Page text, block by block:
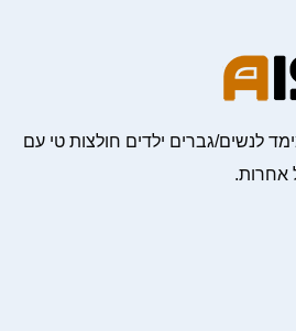
לנשים/גברים ילדים חולצות טי עם
אחרות.